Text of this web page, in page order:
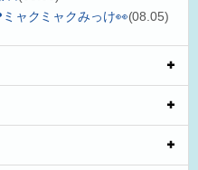
ャクミャクみっけ👀(08.05)